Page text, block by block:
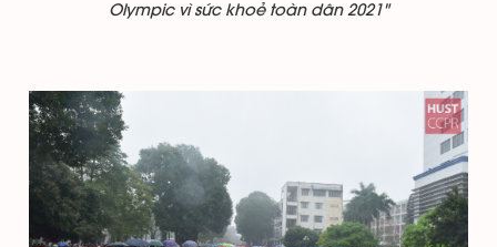
Olympic vì sức khoẻ toàn dân 2021"